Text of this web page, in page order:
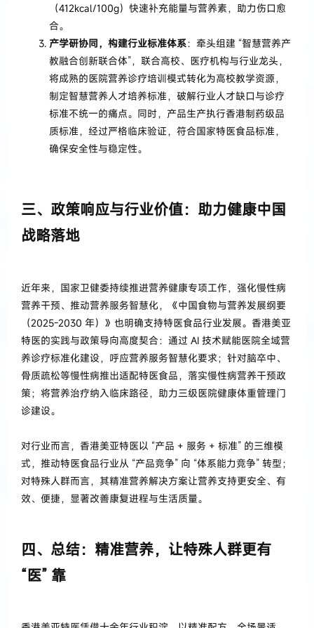
（412kcal/100g）快速补充能量与营养素，助力伤口愈
合。
产学研协同，构建行业标准体系：牵头组建 “智慧营养产
教融合创新联合体”，联合高校、医疗机构与行业龙头，
将成熟的医院营养诊疗培训模式转化为高校教学资源，
制定智慧营养人才培养标准，破解行业人才缺口与诊疗
标准不统一的痛点。同时，产品生产执行香港制药级品
质标准，经过严格临床验证，符合国家特医食品标准，
确保安全性与稳定性。
三、政策响应与行业价值：助力健康中国
战略落地
近年来，国家卫健委持续推进营养健康专项工作，强化慢性病
营养干预、推动营养服务智慧化，《中国食物与营养发展纲要
（2025-2030 年）》也明确支持特医食品行业发展。香港美亚
特医的实践与政策导向高度契合：通过 AI 技术赋能医院全域营
养诊疗标准化建设，呼应营养服务智慧化要求；针对脑卒中、
骨质疏松等慢性病推出适配特医食品，落实慢性病营养干预政
策；将营养治疗纳入临床路径，助力三级医院健康体重管理门
诊建设。
对行业而言，香港美亚特医以 “产品 + 服务 + 标准” 的三维模
式，推动特医食品行业从 “产品竞争” 向 “体系能力竞争” 转型；
对特殊人群而言，其精准营养解决方案让营养支持更安全、有
效、便捷，显著改善康复进程与生活质量。
四、总结：精准营养，让特殊人群更有
“医” 靠